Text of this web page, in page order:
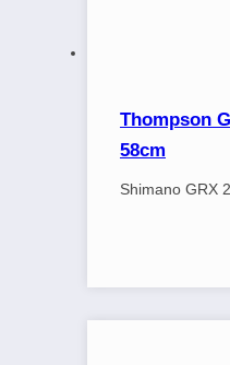
Thompson
58cm
Shimano GRX